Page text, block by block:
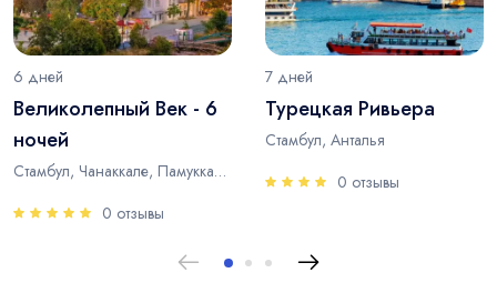
6 дней
Великолепный Век - 6
ночей
Стамбул, Чанаккале, Памуккале, Анталья
0 отзывы
7 дней
Турецкая Ривьера
Стамбул, Анталья
0 отзывы